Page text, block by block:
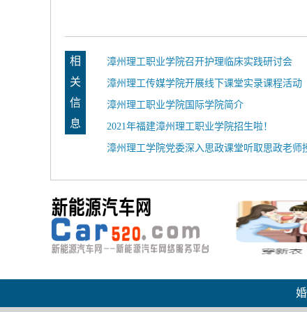
相
关
信
息
漳州理工职业学院召开护理临床实践研讨会
漳州理工传媒学院开展线下课堂实录课程活动
漳州理工职业学院国际学院简介
2021年福建漳州理工职业学院招生啦！
漳州理工学院党委深入思政课堂听取思政老师